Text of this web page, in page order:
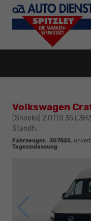
Volkswagen
(Snoeks) 2,0TDI 35
Standh.
Fahrzeugnr.: 307825,
Tageszulassung